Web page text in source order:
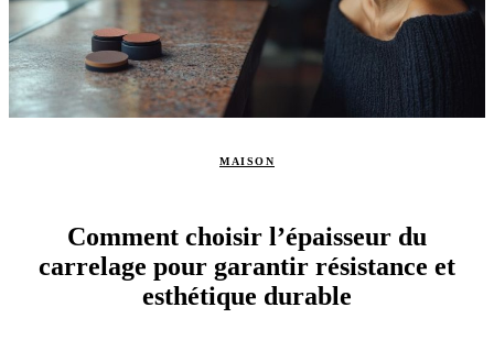
MAISON
Comment choisir l’épaisseur du
carrelage pour garantir résistance et
esthétique durable